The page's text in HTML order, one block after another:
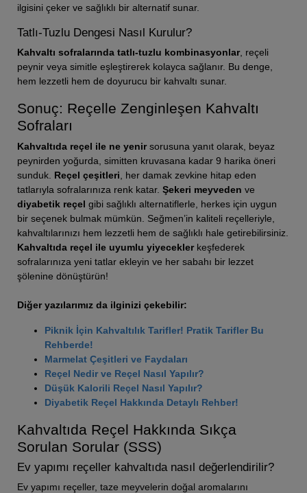
ilgisini çeker ve sağlıklı bir alternatif sunar.
Tatlı-Tuzlu Dengesi Nasıl Kurulur?
Kahvaltı sofralarında tatlı-tuzlu kombinasyonlar, reçeli
peynir veya simitle eşleştirerek kolayca sağlanır. Bu denge,
hem lezzetli hem de doyurucu bir kahvaltı sunar.
Sonuç: Reçelle Zenginleşen Kahvaltı
Sofraları
Kahvaltıda reçel ile ne yenirsorusuna yanıt olarak, beyaz
peynirden yoğurda, simitten kruvasana kadar 9 harika öneri
sunduk. Reçel çeşitleri , her damak zevkine hitap eden
tatlarıyla sofralarınıza renk katar. Şekeri meyveden ve
diyabetik reçel gibi sağlıklı alternatiflerle, herkes için uygun
bir seçenek bulmak mümkün. Seğmen’in kaliteli reçelleriyle,
kahvaltılarınızı hem lezzetli hem de sağlıklı hale getirebilirsiniz.
Kahvaltıda reçel ile uyumlu yiyeceklerkeşfederek
sofralarınıza yeni tatlar ekleyin ve her sabahı bir lezzet
şölenine dönüştürün!
Diğer yazılarımız da ilginizi çekebilir:
Piknik İçin Kahvaltılık Tarifler! Pratik Tarifler Bu
Rehberde!
Marmelat Çeşitleri ve Faydaları
Reçel Nedir ve Reçel Nasıl Yapılır?
Düşük Kalorili Reçel Nasıl Yapılır?
Diyabetik Reçel Hakkında Detaylı Rehber!
Kahvaltıda Reçel Hakkında Sıkça
Sorulan Sorular (SSS)
Ev yapımı reçeller kahvaltıda nasıl değerlendirilir?
Ev yapımı reçeller, taze meyvelerin doğal aromalarını